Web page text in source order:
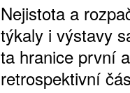
Nejistota a
týkaly i výstavy
ta hranice první
retrospektivní